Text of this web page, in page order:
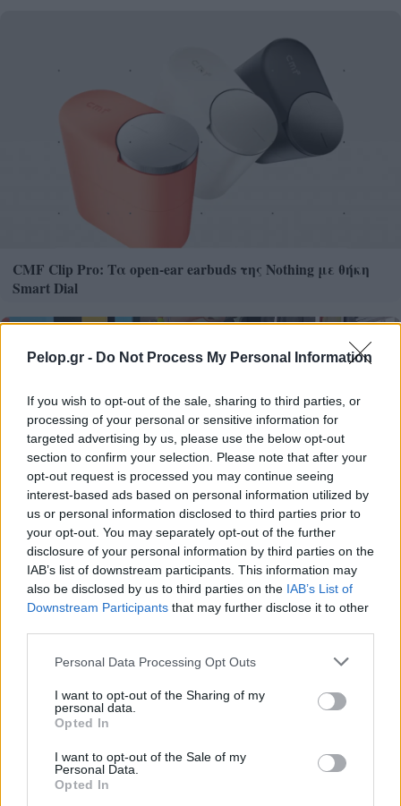
Pelop.gr - Do Not Process My Personal Information
If you wish to opt-out of the sale, sharing to third parties, or
processing of your personal or sensitive information for
targeted advertising by us, please use the below opt-out
section to confirm your selection. Please note that after your
opt-out request is processed you may continue seeing
interest-based ads based on personal information utilized by
us or personal information disclosed to third parties prior to
your opt-out. You may separately opt-out of the further
disclosure of your personal information by third parties on the
IAB’s list of downstream participants. This information may
also be disclosed by us to third parties on the IAB’s List of
Downstream Participants that may further disclose it to other
Please note that this website/app uses one or more Google
not limited to your visit or usage behaviour. You may click to
grant or deny consent to Google and its third-party tags to
use your data for below specified purposes in below Google
consent section.
Personal Data Processing Opt Outs
I want to opt-out of the Sharing of my
personal data.
Opted In
I want to opt-out of the Sale of my
Personal Data.
Opted In
CMF Clip Pro: Τα open-ear earbuds της Nothing με θήκη
Smart Dial
Εκπαιδευτική εκδρομή στο Καρναβαλικό εργαστήρι
Πατρών από το ΚΔΑΠ Ροιτίκων ΦΩΤΟ